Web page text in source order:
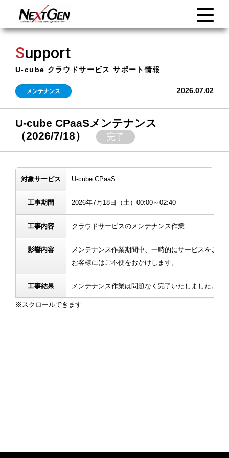
Support
U-cube クラウドサービス サポート情報
メンテナンス 2026.07.02
U-cube CPaaSメンテナンス
（2026/7/18）
完了
対象サービス U-cube CPaaS
工事期間 2026年7月18日（土）00:00～02:40
工事内容 クラウドサービスのメンテナンス作業
影響内容
メンテナンス作業期間中、一時的にサービスをご利
お客様にはご不便をおかけします。
工事結果 メンテナンス作業は問題なく完了いたしました。